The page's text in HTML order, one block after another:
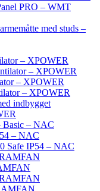
PRO – WMT
med studs –
– XPOWER
– XPOWER
– XPOWER
– XPOWER
indbygget
Basic – NAC
– NAC
Safe IP54 – NAC